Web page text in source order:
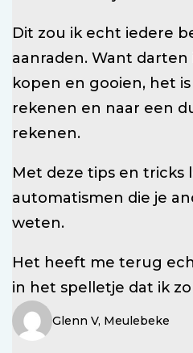
Dit zou ik echt iedere
aanraden. Want
kopen en gooien, het
rekenen en naar een
rekenen.
Met deze tips en tricks
automatismen die je
weten.
Het heeft me terug
in het spelletje dat ik
Glenn V, Meulebeke